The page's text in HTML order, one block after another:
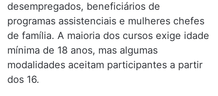
desempregados, beneficiários de
programas assistenciais e mulheres chefes
de família. A maioria dos cursos exige idade
mínima de 18 anos, mas algumas
modalidades aceitam participantes a partir
dos 16.